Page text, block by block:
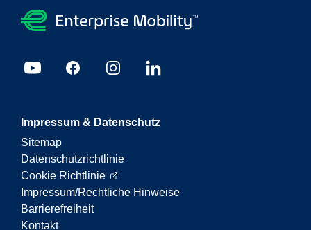
Impressum & Datenschutz
Sitemap
Datenschutzrichtlinie
Cookie Richtlinie
Impressum/Rechtliche Hinweise
Barrierefreiheit
Kontakt